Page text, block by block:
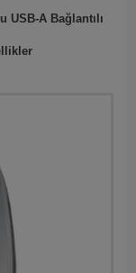
USB-A Bağlantılı